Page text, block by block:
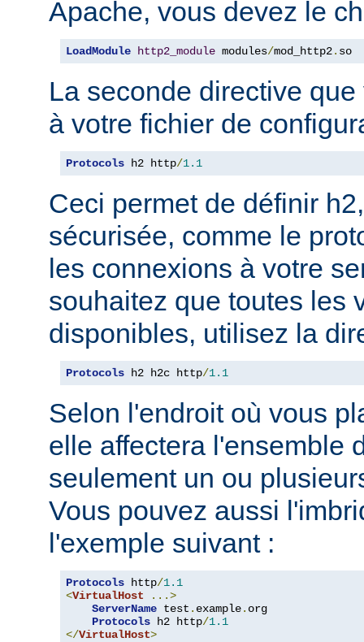
Apache, vous devez le
LoadModule http2_module modules/mod_http2. so
La seconde directive
à votre fichier de
Protocols h2 http/1.1
Ceci permet de définir
sécurisée, comme le
les connexions à votre
souhaitez que toutes les
disponibles, utilisez la
Protocols h2 h2c http/1.1
Selon l'endroit où vous
elle affectera l'ensemble
seulement un ou
Vous pouvez aussi
l'exemple suivant :
Protocols http/1.1
<VirtualHost
...>
ServerName test . example. org
Protocols h2 http/1.1
</VirtualHost>